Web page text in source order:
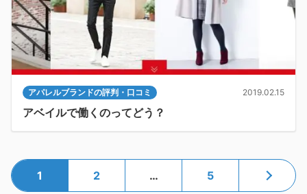
アパレルブランドの評判・口コミ 2019.02.15
アベイルで働くのってどう？
1 2 … 5